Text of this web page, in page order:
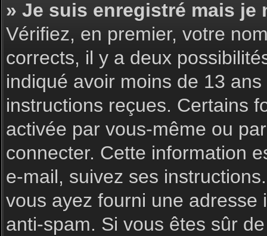
» Je suis enregistré mais je
Vérifiez, en premier, votre
corrects, il y a deux
indiqué avoir moins de 13
instructions reçues. Certains
activée par vous-même ou
connecter. Cette information
e-mail, suivez ses
vous ayez fourni une adresse
anti-spam. Si vous êtes sûr